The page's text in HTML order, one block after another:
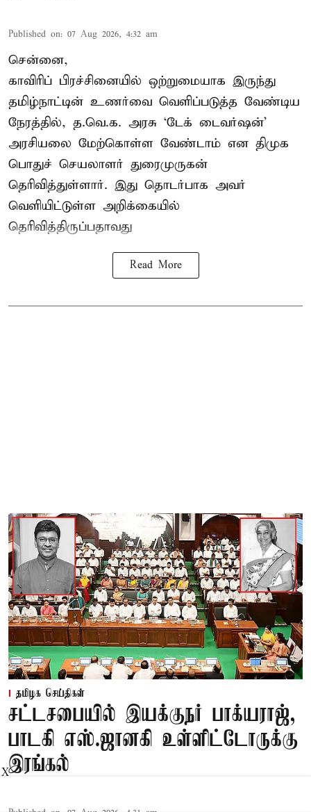
Published on: 07 Aug 2026, 4:32 am
சென்னை,
காவிரிப் பிரச்சினையில் ஒற்றுமையாக இருந்து
தமிழ்நாட்டின் உணர்வை வெளிப்படுத்த வேண்டிய
நேரத்தில், த.வெ.க. அரசு ‘டேக் டைவர்ஷன்’
அரசியலை மேற்கொள்ள வேண்டாம் என திமுக
பொதுச் செயலாளர் துரைமுருகன்
தெரிவித்துள்ளார். இது தொடர்பாக அவர்
வெளியிட்டுள்ள அறிக்கையில்
தெரிவித்திருப்பதாவது
Read More
தமிழக செய்திகள்
சட்டசபையில் இயக்குநர் பாக்யராஜ்,
பாடகி எஸ்.ஜானகி உள்ளிட்டோருக்கு
இரங்கல்
X